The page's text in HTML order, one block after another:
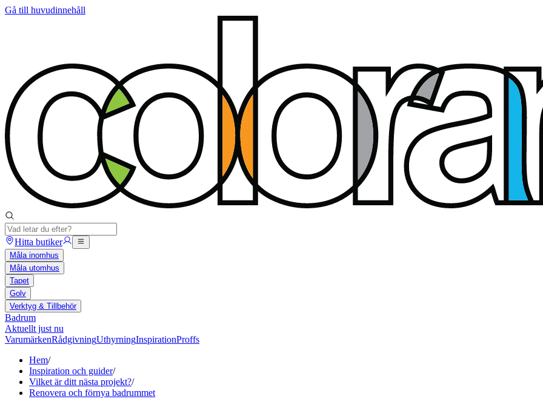
Gå till huvudinnehåll
Hitta butiker
Måla inomhus
Måla utomhus
Tapet
Golv
Verktyg & Tillbehör
Badrum
Aktuellt just nu
VarumärkenRådgivningUthyrningInspirationProffs
Hem/
Inspiration och guider/
Vilket är ditt nästa projekt?/
Renovera och förnya badrummet